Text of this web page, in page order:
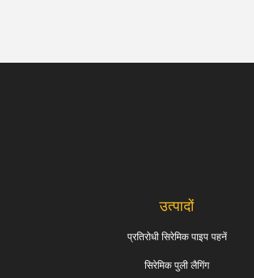
उत्पादों
प्रतिरोधी सिरेमिक पाइप पहनें
सिरेमिक पुली लैगिंग